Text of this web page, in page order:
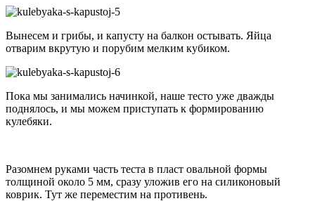
Вынесем и грибы, и капусту на балкон остывать. Яйца
отварим вкрутую и порубим мелким кубиком.
Пока мы занимались начинкой, наше тесто уже дважды
поднялось, и мы можем приступать к формированию
кулебяки.
Разомнем руками часть теста в пласт овальной формы
толщиной около 5 мм, сразу уложив его на силиконовый
коврик. Тут же переместим на противень.